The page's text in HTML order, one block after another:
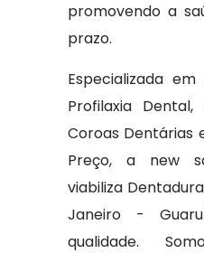
promovendo a
prazo.
Especializada
Profilaxia Dental,
Coroas Dentárias
Preço, a new
viabiliza
Janeiro -
qualidade.